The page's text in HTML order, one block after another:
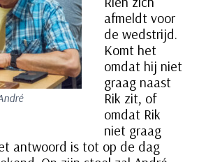
afmeldt voor
de wedstrijd.
Komt het
omdat hij niet
graag naast
Rik zit, of
omdat Rik
niet graag
antwoord is tot op de dag